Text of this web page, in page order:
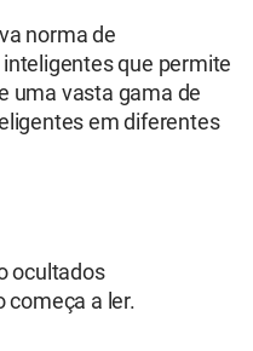
norma de
que permite
uma vasta gama de
em diferentes
ocultados
começa a ler.